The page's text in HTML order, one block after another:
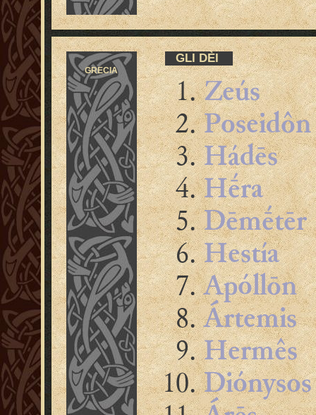
GRECIA
GLI DÈI
Zeús
Poseidôn
Hádēs
Hḗra
Dēmḗtēr
Hestía
Apóllōn
Ártemis
Hermês
Diónysos